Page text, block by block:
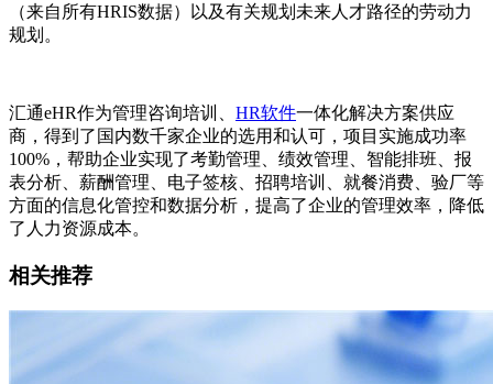
（来自所有HRIS数据）以及有关规划未来人才路径的劳动力
规划。
汇通eHR作为管理咨询培训、 HR软件一体化解决方案供应
商，得到了国内数千家企业的选用和认可，项目实施成功率
100% ，帮助企业实现了考勤管理、绩效管理、智能排班、报
表分析、薪酬管理、电子签核、招聘培训、就餐消费、验厂等
方面的信息化管控和数据分析，提高了企业的管理效率，降低
了人力资源成本。
相关推荐